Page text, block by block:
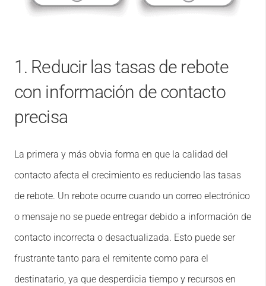
1. Reducir las tasas de rebote
con información de contacto
precisa
La primera y más obvia forma en que la calidad del
contacto afecta el crecimiento es reduciendo las tasas
de rebote. Un rebote ocurre cuando un correo electrónico
o mensaje no se puede entregar debido a información de
contacto incorrecta o desactualizada. Esto puede ser
frustrante tanto para el remitente como para el
destinatario, ya que desperdicia tiempo y recursos en